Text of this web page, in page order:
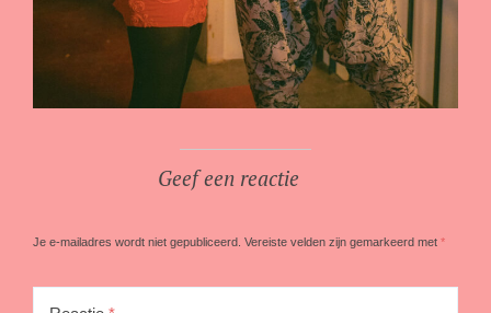
Geef een reactie
Je e-mailadres wordt niet gepubliceerd. Vereiste velden zijn gemarkeerd met *